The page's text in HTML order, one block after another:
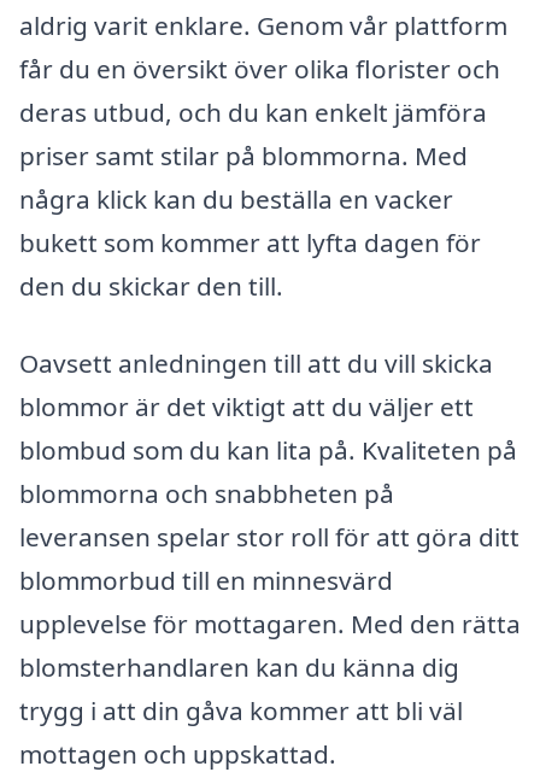
aldrig varit enklare. Genom vår plattform
får du en översikt över olika florister och
deras utbud, och du kan enkelt jämföra
priser samt stilar på blommorna. Med
några klick kan du beställa en vacker
bukett som kommer att lyfta dagen för
den du skickar den till.
Oavsett anledningen till att du vill skicka
blommor är det viktigt att du väljer ett
blombud som du kan lita på. Kvaliteten på
blommorna och snabbheten på
leveransen spelar stor roll för att göra ditt
blommorbud till en minnesvärd
upplevelse för mottagaren. Med den rätta
blomsterhandlaren kan du känna dig
trygg i att din gåva kommer att bli väl
mottagen och uppskattad.